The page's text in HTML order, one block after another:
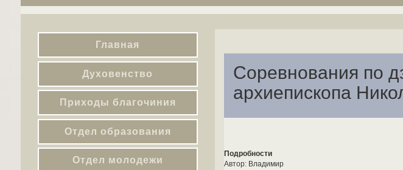
Главная
Духовенство
Приходы благочиния
Отдел образования
Отдел молодежи
Соревнования по
архиепископа
Подробности
Автор: Владимир